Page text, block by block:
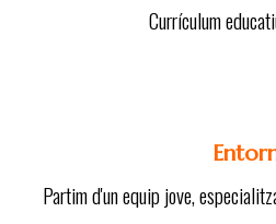
Currículum
Partim d'un equip jove,